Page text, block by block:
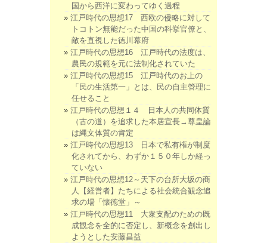
国から西洋に変わってゆく過程
江戸時代の思想17 西欧の侵略に対して
トコトン無能だった中国の科挙官僚と、
敵を直視した徳川幕府
江戸時代の思想16 江戸時代の法度は、
農民の規範を元に法制化されていた
江戸時代の思想15 江戸時代のお上の
「民の生活第一」とは、民の自主管理に
任せること
江戸時代の思想１４ 日本人の共同体質
（古の道）を追求した本居宣長→尊皇論
は縄文体質の肯定
江戸時代の思想13 日本で私有権が制度
化されてから、わずか１５０年しか経っ
ていない
江戸時代の思想12～天下の台所大坂の商
人【経営者】たちによる社会統合観念追
求の場「懐徳堂」～
江戸時代の思想11 大衆支配のための既
成観念を全的に否定し、新概念を創出し
ようとした安藤昌益